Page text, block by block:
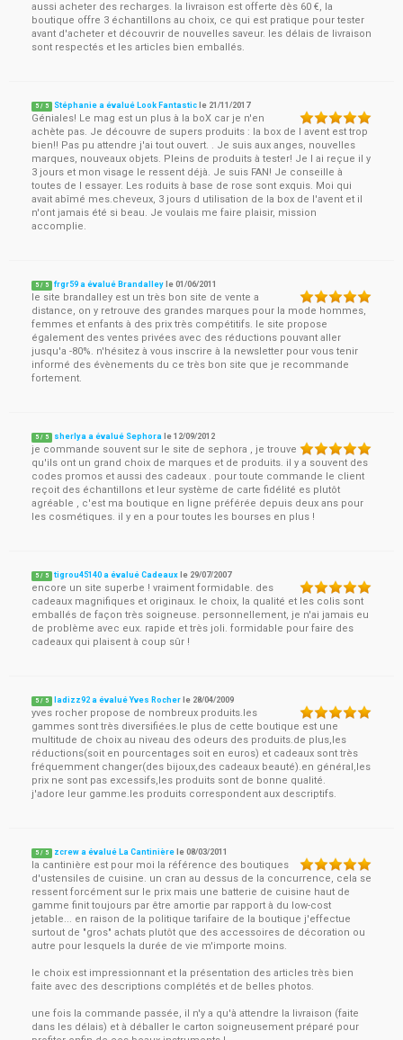
aussi acheter des recharges. la livraison est offerte dès 60 €, la
boutique offre 3 échantillons au choix, ce qui est pratique pour tester
avant d'acheter et découvrir de nouvelles saveur. les délais de livraison
sont respectés et les articles bien emballés.
5 / 5 Stéphanie a évalué Look Fantastic le 21/11/2017
Géniales! Le mag est un plus à la boX car je n'en
achète pas. Je découvre de supers produits : la box de l avent est trop
bien!! Pas pu attendre j'ai tout ouvert. . Je suis aux anges, nouvelles
marques, nouveaux objets. Pleins de produits à tester! Je l ai reçue il y
3 jours et mon visage le ressent déjà. Je suis FAN! Je conseille à
toutes de l essayer. Les roduits à base de rose sont exquis. Moi qui
avait abîmé mes.cheveux, 3 jours d utilisation de la box de l'avent et il
n'ont jamais été si beau. Je voulais me faire plaisir, mission
accomplie.
5 / 5 frgr59 a évalué Brandalley le01/06/2011
le site brandalley est un très bon site de vente a
distance, on y retrouve des grandes marques pour la mode hommes,
femmes et enfants à des prix très compétitifs. le site propose
également des ventes privées avec des réductions pouvant aller
jusqu'a -80%. n'hésitez à vous inscrire à la newsletter pour vous tenir
informé des évènements du ce très bon site que je recommande
fortement.
5 / 5 sherlya a évalué Sephora le12/09/2012
je commande souvent sur le site de sephora , je trouve
qu'ils ont un grand choix de marques et de produits. il y a souvent des
codes promos et aussi des cadeaux . pour toute commande le client
reçoit des échantillons et leur système de carte fidélité es plutôt
agréable , c'est ma boutique en ligne préférée depuis deux ans pour
les cosmétiques. il y en a pour toutes les bourses en plus !
5 / 5 tigrou45140 a évalué Cadeaux le 29/07/2007
encore un site superbe ! vraiment formidable. des
cadeaux magnifiques et originaux. le choix, la qualité et les colis sont
emballés de façon très soigneuse. personnellement, je n'ai jamais eu
de problème avec eux. rapide et très joli. formidable pour faire des
cadeaux qui plaisent à coup sûr !
5 / 5 ladizz92 a évalué Yves Rocher le 28/04/2009
yves rocher propose de nombreux produits.les
gammes sont très diversifiées.le plus de cette boutique est une
multitude de choix au niveau des odeurs des produits.de plus,les
réductions(soit en pourcentages soit en euros) et cadeaux sont très
fréquemment changer(des bijoux,des cadeaux beauté).en général,les
prix ne sont pas excessifs,les produits sont de bonne qualité.
j'adore leur gamme.les produits correspondent aux descriptifs.
5 / 5 zcrew a évalué La Cantinière le08/03/2011
la cantinière est pour moi la référence des boutiques
d'ustensiles de cuisine. un cran au dessus de la concurrence, cela se
ressent forcément sur le prix mais une batterie de cuisine haut de
gamme finit toujours par être amortie par rapport à du low-cost
jetable... en raison de la politique tarifaire de la boutique j'effectue
surtout de "gros" achats plutôt que des accessoires de décoration ou
autre pour lesquels la durée de vie m'importe moins.
le choix est impressionnant et la présentation des articles très bien
faite avec des descriptions complétés et de belles photos.
une fois la commande passée, il n'y a qu'à attendre la livraison (faite
dans les délais) et à déballer le carton soigneusement préparé pour